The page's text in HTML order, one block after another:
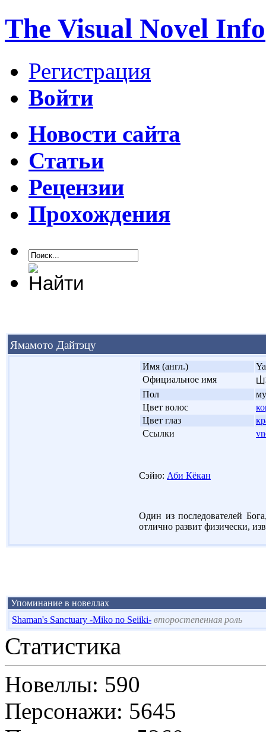
The Visual Novel Info
Регистрация
Войти
Новости сайта
Статьи
Рецензии
Прохождения
Ямамото Дайтэцу
Имя (англ.)
Официальное имя
Пол
Цвет волос
Цвет глаз
Ссылки
Сэйю: Аби Кёкан
Один из последователей
отлично развит физически,
Упоминание в новеллах
Shaman's Sanctuary -Miko no Seiiki- второстепенная роль
Статистика
Новеллы: 590
Персонажи: 5645